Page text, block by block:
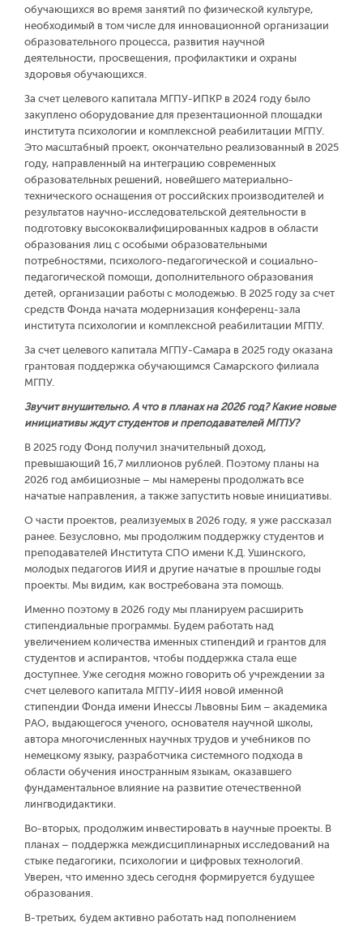
обучающихся во время занятий по физической культуре,
необходимый в том числе для инновационной организации
образовательного процесса, развития научной
деятельности, просвещения, профилактики и охраны
здоровья обучающихся.
За счет целевого капитала МГПУ-ИПКР в 2024 году было
закуплено оборудование для презентационной площадки
института психологии и комплексной реабилитации МГПУ.
Это масштабный проект, окончательно реализованный в 2025
году, направленный на интеграцию современных
образовательных решений, новейшего материально-
технического оснащения от российских производителей и
результатов научно-исследовательской деятельности в
подготовку высококвалифицированных кадров в области
образования лиц с особыми образовательными
потребностями, психолого-педагогической и социально-
педагогической помощи, дополнительного образования
детей, организации работы с молодежью. В 2025 году за счет
средств Фонда начата модернизация конференц-зала
института психологии и комплексной реабилитации МГПУ.
За счет целевого капитала МГПУ-Самара в 2025 году оказана
грантовая поддержка обучающимся Самарского филиала
МГПУ.
Звучит внушительно. А что в планах на 2026 год? Какие новые
инициативы ждут студентов и преподавателей МГПУ?
В 2025 году Фонд получил значительный доход,
превышающий 16,7 миллионов рублей. Поэтому планы на
2026 год амбициозные – мы намерены продолжать все
начатые направления, а также запустить новые инициативы.
О части проектов, реализуемых в 2026 году, я уже рассказал
ранее. Безусловно, мы продолжим поддержку студентов и
преподавателей Института СПО имени К.Д. Ушинского,
молодых педагогов ИИЯ и другие начатые в прошлые годы
проекты. Мы видим, как востребована эта помощь.
Именно поэтому в 2026 году мы планируем расширить
стипендиальные программы. Будем работать над
увеличением количества именных стипендий и грантов для
студентов и аспирантов, чтобы поддержка стала еще
доступнее. Уже сегодня можно говорить об учреждении за
счет целевого капитала МГПУ-ИИЯ новой именной
стипендии Фонда имени Инессы Львовны Бим – академика
РАО, выдающегося ученого, основателя научной школы,
автора многочисленных научных трудов и учебников по
немецкому языку, разработчика системного подхода в
области обучения иностранным языкам, оказавшего
фундаментальное влияние на развитие отечественной
лингводидактики.
Во-вторых, продолжим инвестировать в научные проекты. В
планах – поддержка междисциплинарных исследований на
стыке педагогики, психологии и цифровых технологий.
Уверен, что именно здесь сегодня формируется будущее
образования.
В-третьих, будем активно работать над пополнением